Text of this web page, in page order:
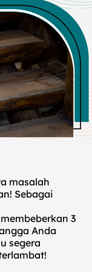
masalah
Sebagai
3
Anda
segera